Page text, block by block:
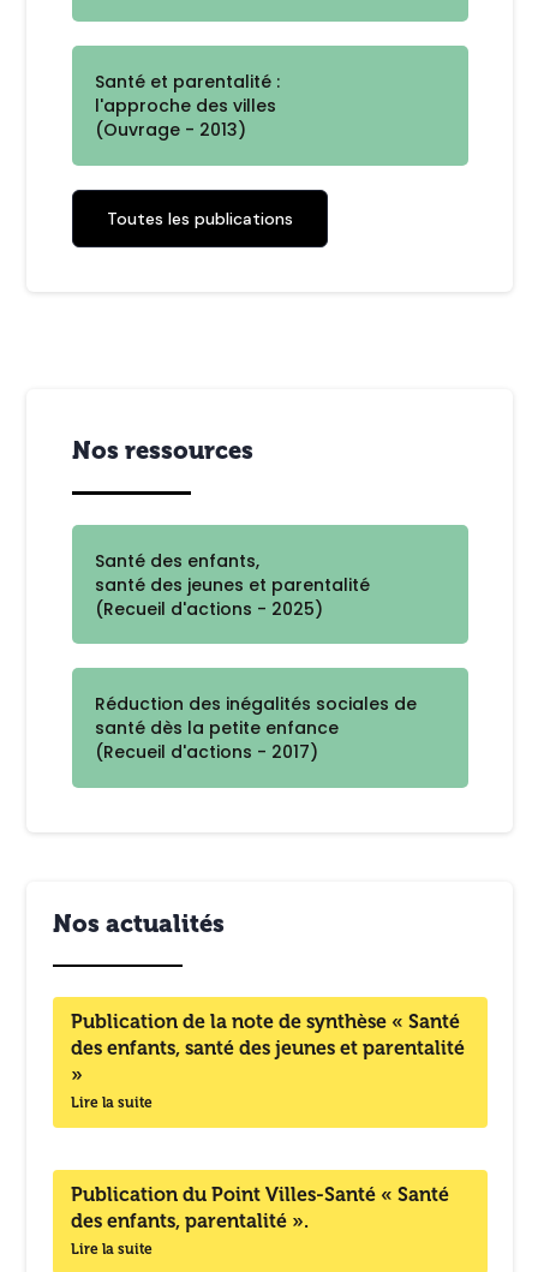
Santé et parentalité :
l'approche des villes
(Ouvrage - 2013)
Toutes les publications
Nos ressources
Santé des enfants,
santé des jeunes et parentalité
(Recueil d'actions - 2025)
Réduction des inégalités sociales de
santé dès la petite enfance
(Recueil d'actions - 2017)
Nos actualités
Publication de la note de synthèse « Santé
des enfants, santé des jeunes et parentalité
»
Lire la suite
Publication du Point Villes-Santé « Santé
des enfants, parentalité ».
Lire la suite